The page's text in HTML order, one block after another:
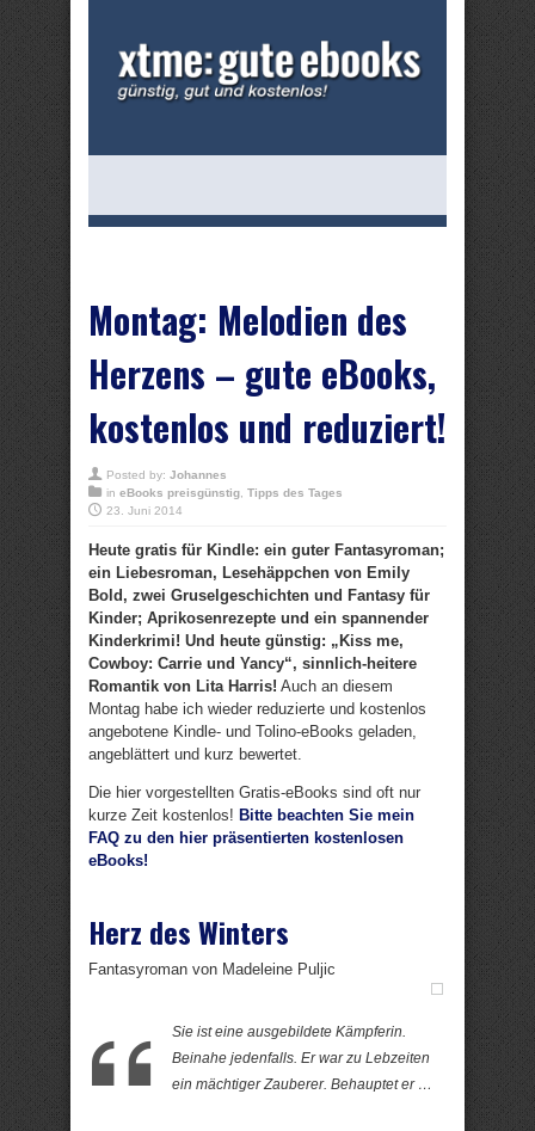
Montag: Melodien des
Herzens – gute eBooks,
kostenlos und reduziert!
Posted by: Johannes
in eBooks preisgünstig Tipps des Tages
23. Juni 2014
Heute gratis für Kindle: ein guter Fantasyroman;
ein Liebesroman, Lesehäppchen von Emily
Bold, zwei Gruselgeschichten und Fantasy für
Kinder; Aprikosenrezepte und ein spannender
Kinderkrimi! Und heute günstig: „Kiss me,
Cowboy: Carrie und Yancy“, sinnlich-heitere
Romantik von Lita Harris! Auch an diesem
Montag habe ich wieder reduzierte und kostenlos
angebotene Kindle- und Tolino-eBooks geladen,
angeblättert und kurz bewertet.
Die hier vorgestellten Gratis-eBooks sind oft nur
kurze Zeit kostenlos! Bitte beachten Sie mein
FAQ zu den hier präsentierten kostenlosen
eBooks!
Herz des Winters
Fantasyroman von Madeleine Puljic
Sie ist eine ausgebildete Kämpferin.
Beinahe jedenfalls. Er war zu Lebzeiten
ein mächtiger Zauberer. Behauptet er …